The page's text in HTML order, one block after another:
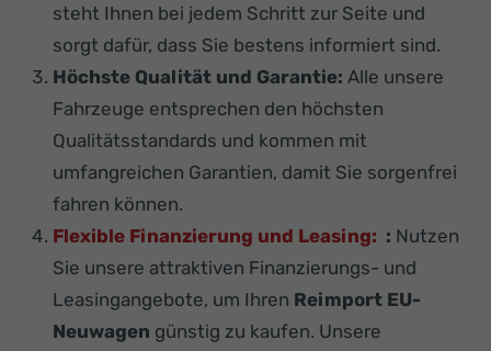
steht Ihnen bei jedem Schritt zur Seite und
sorgt dafür, dass Sie bestens informiert sind.
Höchste Qualität und Garantie: Alle unsere
Fahrzeuge entsprechen den höchsten
Qualitätsstandards und kommen mit
umfangreichen Garantien, damit Sie sorgenfrei
fahren können.
Flexible Finanzierung und Leasing: : Nutzen
Sie unsere attraktiven Finanzierungs- und
Leasingangebote, um Ihren Reimport EU-
Neuwagen günstig zu kaufen. Unsere